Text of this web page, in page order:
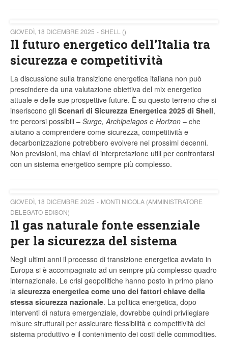
GIOVEDÌ, 18 DICEMBRE 2025 SHELL ()
Il futuro energetico dell’Italia tra
sicurezza e competitività
La discussione sulla transizione energetica italiana non può
prescindere da una valutazione obiettiva del mix energetico
attuale e delle sue prospettive future. È su questo terreno che si
inseriscono gli Scenari di Sicurezza Energetica 2025 di Shell,
tre percorsi possibili – Surge, Archipelagos e Horizon – che
aiutano a comprendere come sicurezza, competitività e
decarbonizzazione potrebbero evolvere nei prossimi decenni.
Non previsioni, ma chiavi di interpretazione utili per confrontarsi
con un sistema energetico sempre più complesso.
GIOVEDÌ, 18 DICEMBRE 2025
MONTI NICOLA (AMMINISTRATORE
DELEGATO EDISON)
Il gas naturale fonte essenziale
per la sicurezza del sistema
Negli ultimi anni il processo di transizione energetica avviato in
Europa si è accompagnato ad un sempre più complesso quadro
internazionale. Le crisi geopolitiche hanno posto in primo piano
la sicurezza energetica come uno dei fattori chiave della
stessa sicurezza nazionale. La politica energetica, dopo
interventi di natura emergenziale, dovrebbe quindi privilegiare
misure strutturali per assicurare flessibilità e competitività del
sistema produttivo e il contenimento dei costi delle commodities.